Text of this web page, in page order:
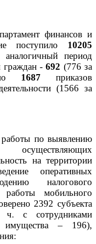
финансов и
поступило 10205
период
граждан -692 (776 за
1687 приказов
(1566 за
по выявлению
на территории
оперативных
налогового
работы мобильного
2392 субъекта
ч. с сотрудниками
имущества – 196),